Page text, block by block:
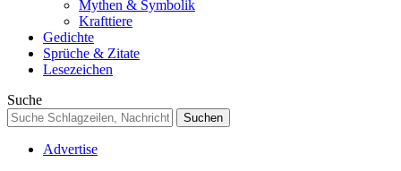
Mythen & Symbolik
Krafttiere
Gedichte
Sprüche & Zitate
Lesezeichen
Suche
Advertise